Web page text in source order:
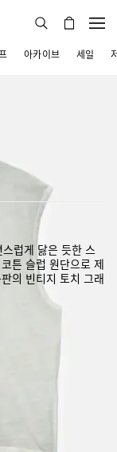
아카이브 세일
럽게 닳은 듯한 스
튼 슬럽 원단으로 제
의 빈티지 토치 그래